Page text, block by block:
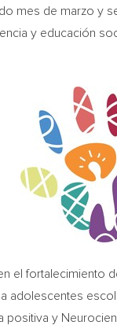
mes de marzo y
y educación
el fortalecimiento
adolescentes
y